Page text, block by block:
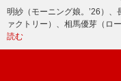
明紗（モーニング娘。’26）
ァクトリー）、相馬優芽（ロ
読む